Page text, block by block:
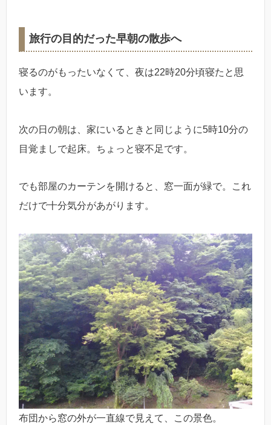
旅行の目的だった早朝の散歩へ
寝るのがもったいなくて、夜は22時20分頃寝たと思
います。
次の日の朝は、家にいるときと同じように5時10分の
目覚ましで起床。ちょっと寝不足です。
でも部屋のカーテンを開けると、窓一面が緑で。これ
だけで十分気分があがります。
布団から窓の外が一直線で見えて、この景色。